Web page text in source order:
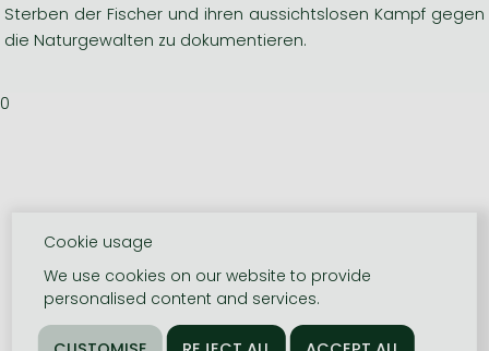
Sterben der Fischer und ihren aussichtslosen Kampf gegen
die Naturgewalten zu dokumentieren.
0
Cookie usage
We use cookies on our website to provide
personalised content and services.